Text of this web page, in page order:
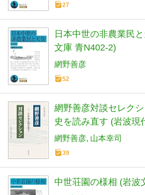
27
日本中世の非農業民
文庫 青N402-2)
網野善彦
52
網野善彦対談セレク
史を読み直す (岩波現
網野善彦 山本幸司
39
中世荘園の様相 (岩波